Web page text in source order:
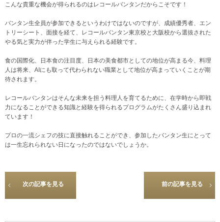
こんな貴重な機会が得られるのはレコールバンタンだからこそです！
バンタン生全員が参加できるというわけではないのですが、成績優秀者、エン
トリーシート、面接を経て、レコールバンタン東京校と大阪校から選抜された
やる気と実力が伴った学生に与えられる経験です。
食の国際化、日本食の注目度、日本の美食都市としての地位が高まる今、料理
人は将来、AIにも取って代わられない職業として地位が高まっていくことが期
待されます。
レコールバンタンはそんな未来を担う料理人を育てるために、在学時から即戦
力になることができる知識と経験を得られるプログラムがたくさん盛り込まれ
ています！
プロの一流シェフの技に直接触れることができ、参加したバンタン生にとって
は一生忘れられない日になったのではないでしょうか。
次の記事を見る 前の記事を見る